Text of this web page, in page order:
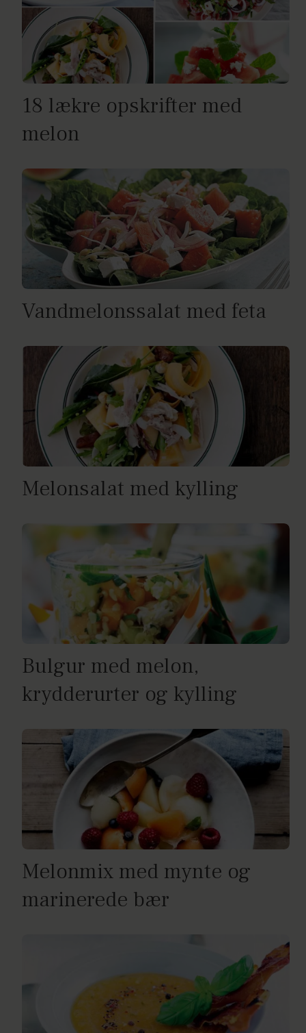
18 lækre opskrifter med
melon
Vandmelonssalat med feta
Melonsalat med kylling
Bulgur med melon,
krydderurter og kylling
Melonmix med mynte og
marinerede bær